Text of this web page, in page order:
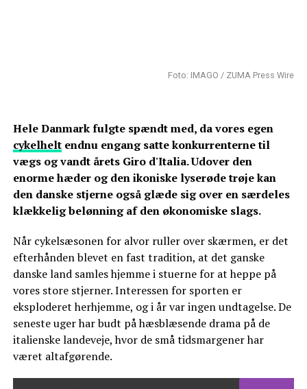
Foto: IMAGO / ZUMA Press Wire
Hele Danmark fulgte spændt med, da vores egen
cykelheltendnu engang satte konkurrenterne til
vægs og vandt årets Giro d'Italia. Udover den
enorme hæder og den ikoniske lyserøde trøje kan
den danske stjerne også glæde sig over en særdeles
klækkelig belønning af den økonomiske slags.
Når cykelsæsonen for alvor ruller over skærmen, er det
efterhånden blevet en fast tradition, at det ganske
danske land samles hjemme i stuerne for at heppe på
vores store stjerner. Interessen for sporten er
eksploderet herhjemme, og i år var ingen undtagelse. De
seneste uger har budt på hæsblæsende drama på de
italienske landeveje, hvor de små tidsmargener har
været altafgørende.